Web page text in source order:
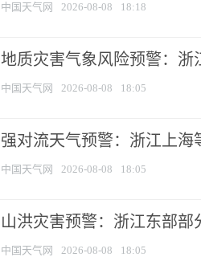
中国天气网 2026-08-08 18:18
地质灾害气象风险预警：
中国天气网 2026-08-08 18:05
强对流天气预警：浙江上海
中国天气网 2026-08-08 18:05
山洪灾害预警：浙江东部
中国天气网 2026-08-08 18:05